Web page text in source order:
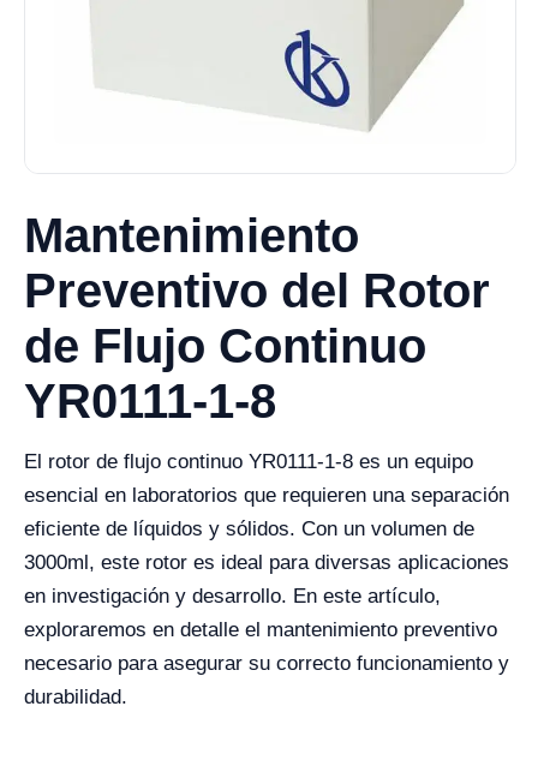
Mantenimiento
Preventivo del Rotor
de Flujo Continuo
YR0111-1-8
El rotor de flujo continuo YR0111-1-8 es un equipo
esencial en laboratorios que requieren una separación
eficiente de líquidos y sólidos. Con un volumen de
3000ml, este rotor es ideal para diversas aplicaciones
en investigación y desarrollo. En este artículo,
exploraremos en detalle el mantenimiento preventivo
necesario para asegurar su correcto funcionamiento y
durabilidad.